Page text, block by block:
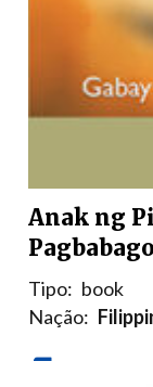
Anak ng
Tipo: book
Nação: